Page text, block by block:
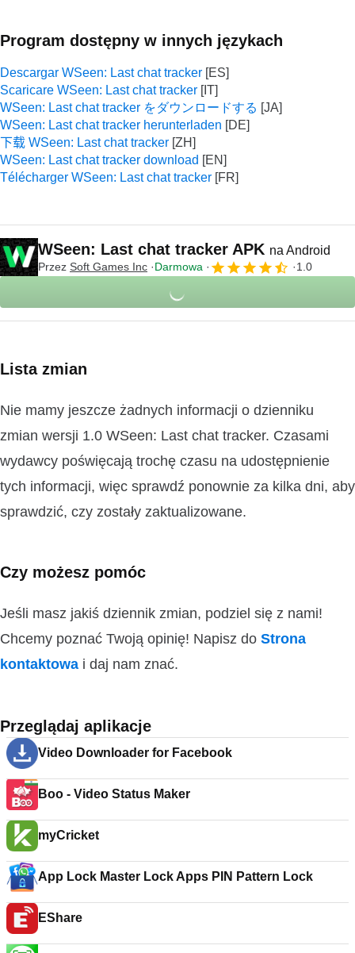
Program dostępny w innych językach
Descargar WSeen: Last chat tracker
Scaricare WSeen: Last chat tracker
WSeen: Last chat tracker をダウンロードする
WSeen: Last chat tracker herunterladen
下载 WSeen: Last chat tracker
WSeen: Last chat tracker download
Télécharger WSeen: Last chat tracker
WSeen: Last chat tracker APK na Android
Przez Soft Games Inc Darmowa 1.0
Lista zmian
Nie mamy jeszcze żadnych informacji o dzienniku
zmian wersji 1.0 WSeen: Last chat tracker. Czasami
wydawcy poświęcają trochę czasu na udostępnienie
tych informacji, więc sprawdź ponownie za kilka dni, aby
sprawdzić, czy zostały zaktualizowane.
Czy możesz pomóc
Jeśli masz jakiś dziennik zmian, podziel się z nami!
Chcemy poznać Twoją opinię! Napisz do Strona
kontaktowa i daj nam znać.
Przeglądaj aplikacje
Video Downloader for Facebook
Boo - Video Status Maker
myCricket
App Lock Master Lock Apps PIN Pattern Lock
EShare